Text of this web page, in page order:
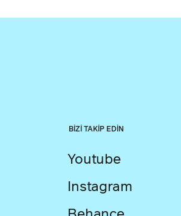
BİZİ TAKİP EDİN
Youtube
Instagram